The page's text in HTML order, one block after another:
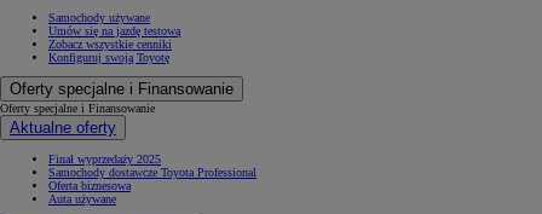
Samochody używane
Umów się na jazdę testową
Zobacz wszystkie cenniki
Konfiguruj swoją Toyotę
Oferty specjalne i Finansowanie
Oferty specjalne i Finansowanie
Aktualne oferty
Finał wyprzedaży 2025
Samochody dostawcze Toyota Professional
Oferta biznesowa
Auta używane